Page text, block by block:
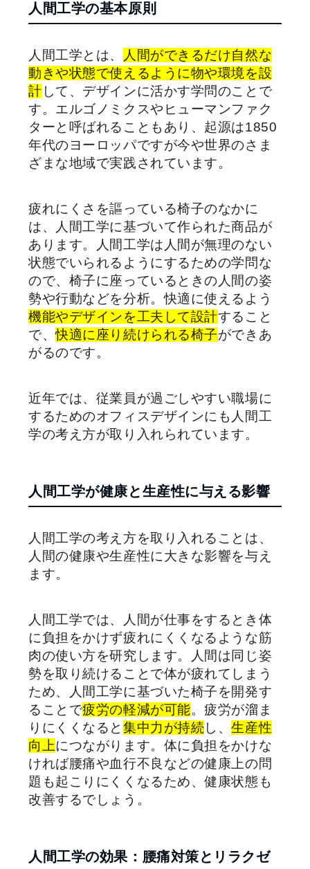
人間工学の基本原則
人間工学とは、
人間ができるだけ自然な
動きや状態で使えるように物や環境を設
計 して、デザインに活かす学問のことで
す。エルゴノミクスやヒューマンファク
ターと呼ばれることもあり、起源は1850
年代のヨーロッパですが今や世界のさま
ざまな地域で実践されています。
疲れにくさを謳っている椅子のなかに
は、人間工学に基づいて作られた商品が
あります。人間工学は人間が無理のない
状態でいられるようにするための学問な
ので、椅子に座っているときの人間の姿
勢や行動などを分析。快適に使えるよう
機能やデザインを工夫して設計すること
で、快適に座り続けられる椅子ができあ
がるのです。
近年では、従業員が過ごしやすい職場に
するためのオフィスデザインにも人間工
学の考え方が取り入れられています。
人間工学が健康と生産性に与える影響
人間工学の考え方を取り入れることは、
人間の健康や生産性に大きな影響を与え
ます。
人間工学では、人間が仕事をするとき体
に負担をかけず疲れにくくなるような筋
肉の使い方を研究します。人間は同じ姿
勢を取り続けることで体が疲れてしまう
ため、人間工学に基づいた椅子を開発す
ることで疲労の軽減が可能。疲労が溜ま
りにくくなると 集中力が持続 し、生産性
向上につながります。体に負担をかけな
ければ腰痛や血行不良などの健康上の問
題も起こりにくくなるため、健康状態も
改善するでしょう。
人間工学の効果：腰痛対策とリラクゼ